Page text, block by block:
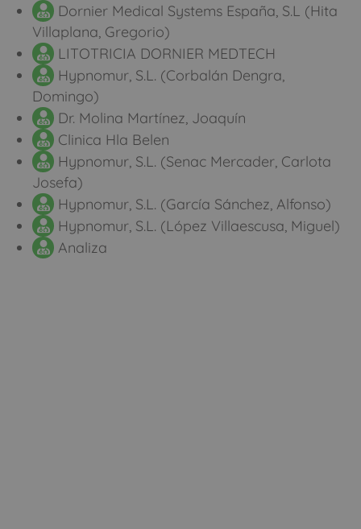
Dornier Medical Systems España, S.L (Hita
Villaplana, Gregorio)
LITOTRICIA DORNIER MEDTECH
Hypnomur, S.L. (Corbalán Dengra,
Domingo)
Dr. Molina Martínez, Joaquín
Clinica Hla Belen
Hypnomur, S.L. (Senac Mercader, Carlota
Josefa)
Hypnomur, S.L. (García Sánchez, Alfonso)
Hypnomur, S.L. (López Villaescusa, Miguel)
Analiza